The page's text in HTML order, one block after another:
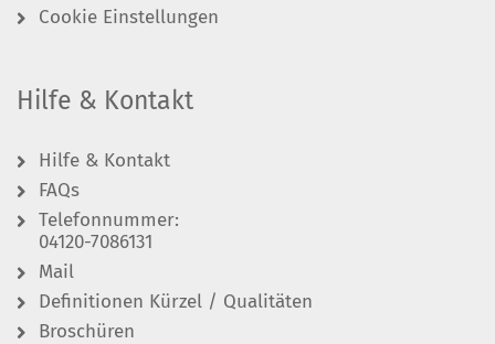
Cookie Einstellungen
Hilfe & Kontakt
Hilfe & Kontakt
FAQs
Telefonnummer:
04120-7086131
Mail
Definitionen Kürzel / Qualitäten
Broschüren